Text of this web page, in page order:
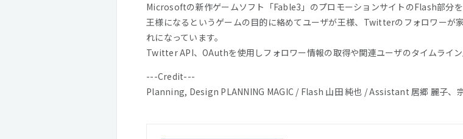
Microsoftの新作ゲームソフト「Fable3」のプロモーションサイトのFlash部分を
王様になるというゲームの目的に絡めてユーザが王様、Twitterのフォロワーが
れになっています。
Twitter API、OAuthを使用しフォロワー情報の取得や関連ユーザのタイムライ
---Credit---
Planning, Design PLANNING MAGIC / Flash 山田 純也 / Assistant 居郷 麗子、